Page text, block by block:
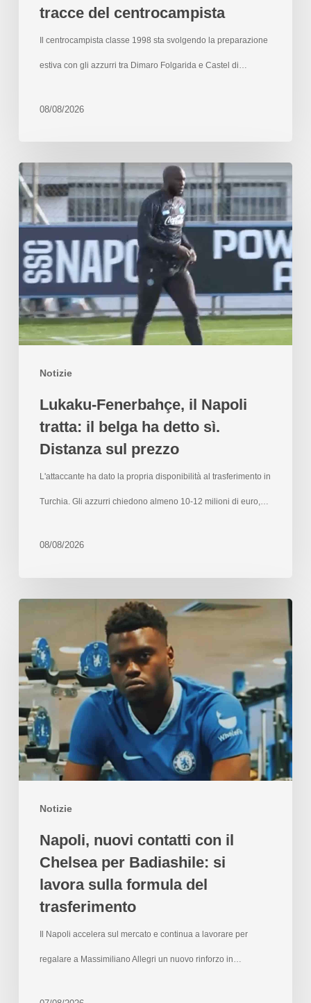
tracce del centrocampista
Il centrocampista classe 1998 sta svolgendo la preparazione
estiva con gli azzurri tra Dimaro Folgarida e Castel di…
08/08/2026
Notizie
Lukaku-Fenerbahçe, il Napoli
tratta: il belga ha detto sì.
Distanza sul prezzo
L'attaccante ha dato la propria disponibilità al trasferimento in
Turchia. Gli azzurri chiedono almeno 10-12 milioni di euro,…
08/08/2026
Notizie
Napoli, nuovi contatti con il
Chelsea per Badiashile: si
lavora sulla formula del
trasferimento
Il Napoli accelera sul mercato e continua a lavorare per
regalare a Massimiliano Allegri un nuovo rinforzo in…